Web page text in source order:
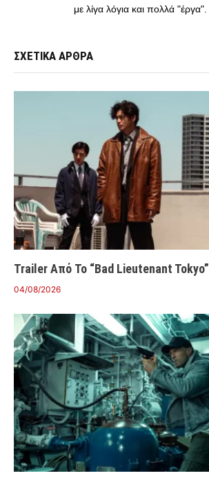
με λίγα λόγια και πολλά "έργα".
ΣΧΕΤΙΚΑ ΑΡΘΡΑ
Trailer Από Το “Bad Lieutenant Tokyo”
04/08/2026